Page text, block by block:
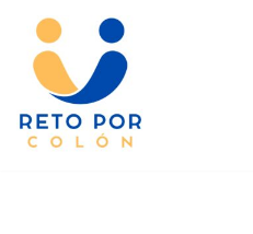
Saltar
contenido